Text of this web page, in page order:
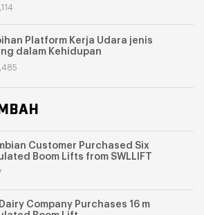
Platform Kerja Udara jenis
dalam Kehidupan
Customer Purchased Six
Boom Lifts from SWLLIFT
Company Purchases 16 m